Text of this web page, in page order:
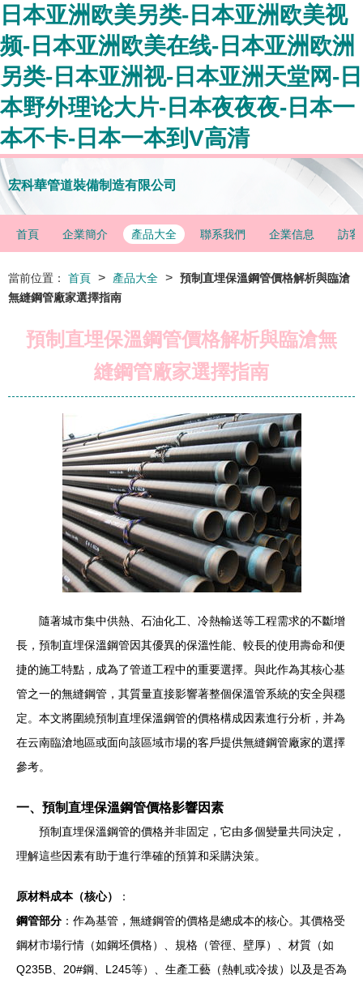
日本亚洲欧美另类-日本亚洲欧美视
频-日本亚洲欧美在线-日本亚洲欧洲
另类-日本亚洲视-日本亚洲天堂网-日
本野外理论大片-日本夜夜夜-日本一
本不卡-日本一本到V高清
宏科華管道裝備制造有限公司
首頁 企業簡介 產品大全 聯系我們 企業信息 訪客
當前位置： 首頁 > 產品大全 > 預制直埋保溫鋼管價格解析與臨滄
無縫鋼管廠家選擇指南
預制直埋保溫鋼管價格解析與臨滄無
縫鋼管廠家選擇指南
隨著城市集中供熱、石油化工、冷熱輸送等工程需求的不斷增
長，預制直埋保溫鋼管因其優異的保溫性能、較長的使用壽命和便
捷的施工特點，成為了管道工程中的重要選擇。與此作為其核心基
管之一的無縫鋼管，其質量直接影響著整個保溫管系統的安全與穩
定。本文將圍繞預制直埋保溫鋼管的價格構成因素進行分析，并為
在云南臨滄地區或面向該區域市場的客戶提供無縫鋼管廠家的選擇
參考。
一、預制直埋保溫鋼管價格影響因素
預制直埋保溫鋼管的價格并非固定，它由多個變量共同決定，
理解這些因素有助于進行準確的預算和采購決策。
原材料成本（核心）
：
鋼管部分 ：作為基管，無縫鋼管的價格是總成本的核心。其價格受
鋼材市場行情（如鋼坯價格）、規格（管徑、壁厚）、材質（如
Q235B、20#鋼、L245等）、生產工藝（熱軋或冷拔）以及是否為